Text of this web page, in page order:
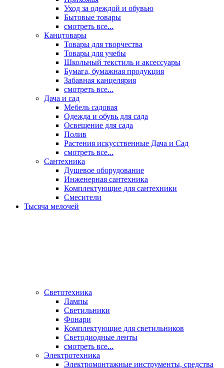
Уход за одеждой и обувью
Бытовые товары
смотреть все...
Канцтовары
Товары для творчества
Товары для учебы
Школьный текстиль и аксессуары
Бумага, бумажная продукция
Забавная канцелярия
смотреть все...
Дача и сад
Мебель садовая
Одежда и обувь для сада
Освещение для сада
Полив
Растения искусственные Дача и Сад
смотреть все...
Сантехника
Душевое оборудование
Инженерная сантехника
Комплектующие для сантехники
Смесители
Тысяча мелочей
Светотехника
Лампы
Светильники
Фонари
Комплектующие для светильников
Светодиодные ленты
смотреть все...
Электротехника
Электромонтажные инструменты, средства